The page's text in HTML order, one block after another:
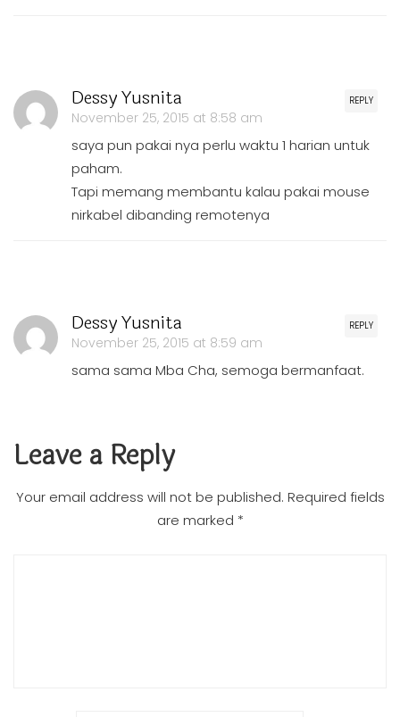
REPLY
Dessy Yusnita
November 25, 2015 at 8:58 am
saya pun pakai nya perlu waktu 1 harian untuk
paham.
Tapi memang membantu kalau pakai mouse
nirkabel dibanding remotenya
REPLY
Dessy Yusnita
November 25, 2015 at 8:59 am
sama sama Mba Cha, semoga bermanfaat.
Leave a Reply
Your email address will not be published. Required fields
are marked *